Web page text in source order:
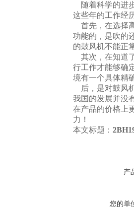
随着科学的进
这些年的工作经
首先，在选择
功能的，是吹的
的鼓风机不能正
其次，在知道
行工作才能够确
境有一个具体精
后，是对鼓风
我国的发展并没
在产品的价格上
力！
本文标题：
产
您的单